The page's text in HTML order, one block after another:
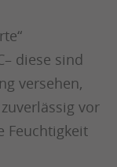
diese sind
versehen,
vor
Feuchtigkeit